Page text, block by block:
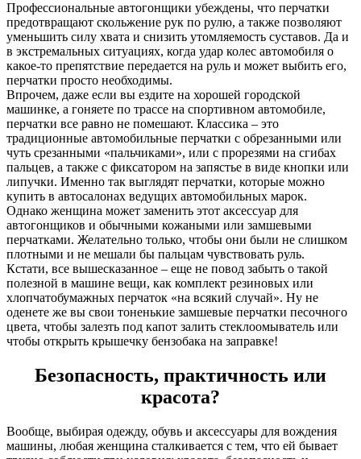
Профессиональные автогонщики убеждены, что перчатки
предотвращают скольжение рук по рулю, а также позволяют
уменьшить силу хвата и снизить утомляемость суставов. Да и
в экстремальных ситуациях, когда удар колес автомобиля о
какое-то препятствие передается на руль и может выбить его,
перчатки просто необходимы.
Впрочем, даже если вы ездите на хорошей городской
машинке, а гоняете по трассе на спортивном автомобиле,
перчатки все равно не помешают. Классика – это
традиционные автомобильные перчатки с обрезанными или
чуть срезанными «пальчиками», или с прорезями на сгибах
пальцев, а также с фиксатором на запястье в виде кнопки или
липучки. Именно так выглядят перчатки, которые можно
купить в автосалонах ведущих автомобильных марок.
Однако женщина может заменить этот аксессуар для
автогонщиков и обычными кожаными или замшевыми
перчатками. Желательно только, чтобы они были не слишком
плотными и не мешали бы пальцам чувствовать руль.
Кстати, все вышесказанное – еще не повод забыть о такой
полезной в машине вещи, как комплект резиновых или
хлопчатобумажных перчаток «на всякий случай». Ну не
оденете же вы свои тоненькие замшевые перчатки песочного
цвета, чтобы залезть под капот залить стеклоомыватель или
чтобы открыть крышечку бензобака на заправке!
Безопасность, практичность или
красота?
Вообще, выбирая одежду, обувь и аксессуары для вождения
машины, любая женщина сталкивается с тем, что ей бывает